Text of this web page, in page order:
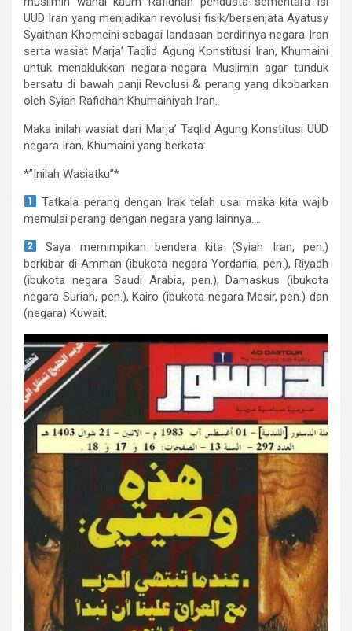
UUD Iran yang menjadikan revolusi fisik/bersenjata Ayatusy
Syaithan Khomeini sebagai landasan berdirinya negara Iran
serta wasiat Marja’ Taqlid Agung Konstitusi Iran, Khumaini
untuk menaklukkan negara-negara Muslimin agar tunduk
bersatu di bawah panji Revolusi & perang yang dikobarkan
oleh Syiah Rafidhah Khumainiyah Iran.
Maka inilah wasiat dari Marja’ Taqlid Agung Konstitusi UUD
negara Iran, Khumaini yang berkata:
*”Inilah Wasiatku”*
Tatkala perang dengan Irak telah usai maka kita wajib
memulai perang dengan negara yang lainnya….
Saya memimpikan bendera kita (Syiah Iran, pen.)
berkibar di Amman (ibukota negara Yordania, pen.), Riyadh
(ibukota negara Saudi Arabia, pen.), Damaskus (ibukota
negara Suriah, pen.), Kairo (ibukota negara Mesir, pen.) dan
(negara) Kuwait.